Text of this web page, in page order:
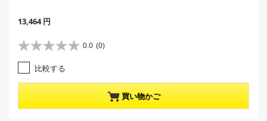
C
r
r
e
n
t
p
r
13,464 円
0.0 (0)
星
0
.
0
5
比較する
買い物かご